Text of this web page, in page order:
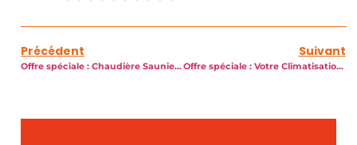
Précédent
Offre spéciale : Chaudière Saunier Duval DUOMAX Condens F30-90 à prix réduit !
Suivant
Offre spéciale : Votre Climatisation à partir de 2190 € !